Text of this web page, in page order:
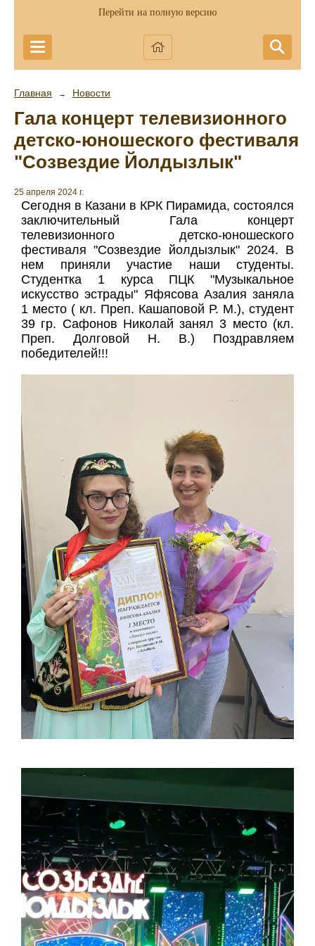
Перейти на полную версию
Главная → Новости
Гала концерт телевизионного
детско-юношеского фестиваля
"Созвездие Йолдызлык"
25 апреля 2024 г.
Сегодня в Казани в КРК Пирамида, состоялся
заключительный Гала концерт
телевизионного детско-юношеского
фестиваля "Созвездие йолдызлык" 2024. В
нем приняли участие наши студенты.
Студентка 1 курса ПЦК "Музыкальное
искусство эстрады" Яфясова Азалия заняла
1 место ( кл. Преп. Кашаповой Р. М.), студент
39 гр. Сафонов Николай занял 3 место (кл.
Преп. Долговой Н. В.) Поздравляем
победителей!!!